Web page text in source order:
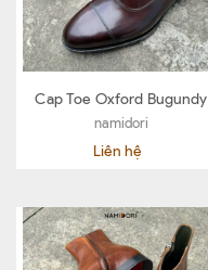
Cap Toe Oxford Bugundy
namidori
Liên hệ